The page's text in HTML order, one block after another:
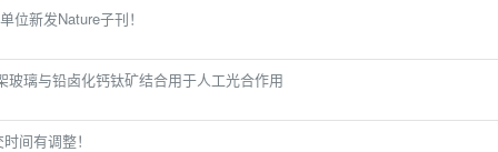
位新发Nature子刊！
璃与铅卤化钙钛矿结合用于人工光合作用
间有调整！